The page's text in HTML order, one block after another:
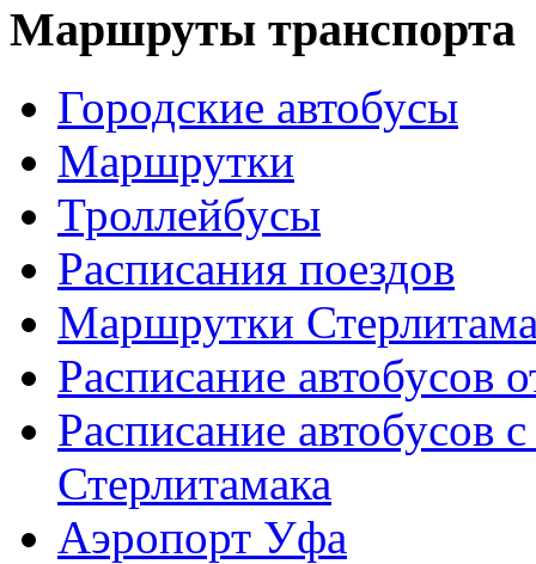
Маршруты транспорта
Городские автобусы
Маршрутки
Троллейбусы
Расписания поездов
Маршрутки
Расписание автобусов
Расписание автобусов
Стерлитамака
Аэропорт Уфа